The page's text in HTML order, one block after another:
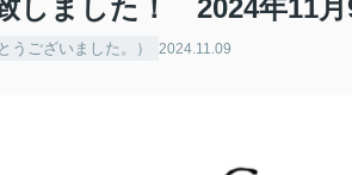
ました！ 2024年11月
うございました。） 2024.11.09